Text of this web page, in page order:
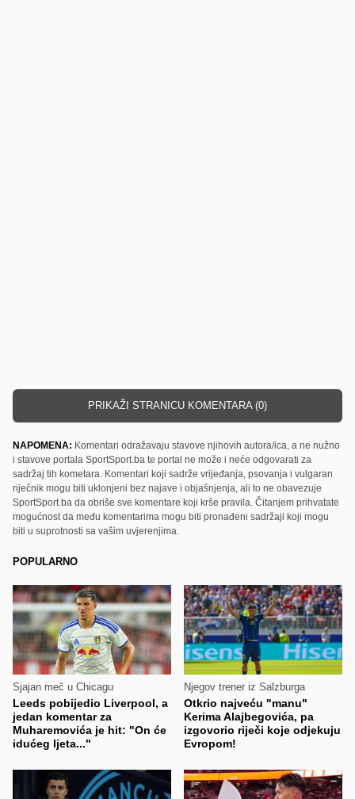
PRIKAŽI STRANICU KOMENTARA (0)
NAPOMENA: Komentari odražavaju stavove njihovih autora/ica, a ne nužno
i stavove portala SportSport.ba te portal ne može i neće odgovarati za
sadržaj tih kometara. Komentari koji sadrže vrijeđanja, psovanja i vulgaran
riječnik mogu biti uklonjeni bez najave i objašnjenja, ali to ne obavezuje
SportSport.ba da obriše sve komentare koji krše pravila. Čitanjem prihvatate
mogućnost da među komentarima mogu biti pronađeni sadržaji koji mogu
biti u suprotnosti sa vašim uvjerenjima.
POPULARNO
Sjajan meč u Chicagu
Leeds pobijedio Liverpool, a
jedan komentar za
Muharemovića je hit: "On će
idućeg ljeta..."
Njegov trener iz Salzburga
Otkrio najveću "manu"
Kerima Alajbegovića, pa
izgovorio riječi koje odjekuju
Evropom!